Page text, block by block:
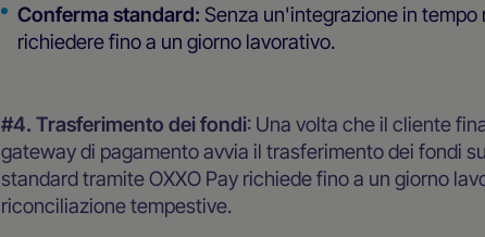
Conferma standard: Senza un'integrazione in
richiedere fino a un giorno lavorativo.
#4. Trasferimento dei fondi: Una volta che il cliente
gateway di pagamento avvia il trasferimento dei fondi
standard tramite OXXO Pay richiede fino a un giorno
riconciliazione tempestive.